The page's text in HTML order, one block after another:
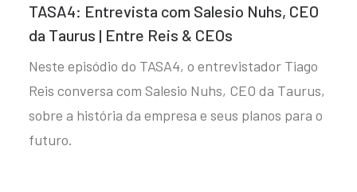
TASA4: Entrevista com Salesio Nuhs, CEO
da Taurus | Entre Reis & CEOs
Neste episódio do TASA4, o entrevistador Tiago
Reis conversa com Salesio Nuhs, CEO da Taurus,
sobre a história da empresa e seus planos para o
futuro.